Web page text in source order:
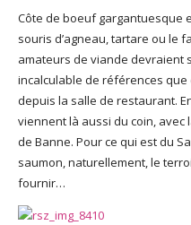
Côte de boeuf gargantuesque
souris d’agneau, tartare ou le
amateurs de viande devraient
incalculable de références
depuis la salle de restaurant.
viennent là aussi du coin, avec
de Banne. Pour ce qui est du
saumon, naturellement, le
fournir…